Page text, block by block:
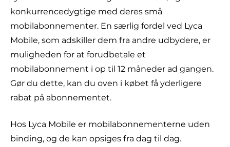
konkurrencedygtige med deres små
mobilabonnementer. En særlig fordel ved Lyca
Mobile, som adskiller dem fra andre udbydere, er
muligheden for at forudbetale et
mobilabonnement i op til 12 måneder ad gangen.
Gør du dette, kan du oven i købet få yderligere
rabat på abonnementet.
Hos Lyca Mobile er mobilabonnementerne uden
binding, og de kan opsiges fra dag til dag.